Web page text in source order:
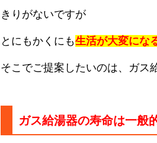
きりがないですが
とにもかくにも生活が大変にな
そこでご提案したいのは、ガス
ガス給湯器の寿命は一般